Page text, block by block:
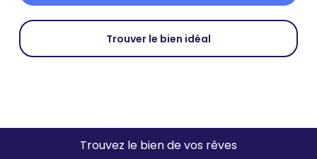
Trouver le bien idéal
Trouvez le bien de vos rêves